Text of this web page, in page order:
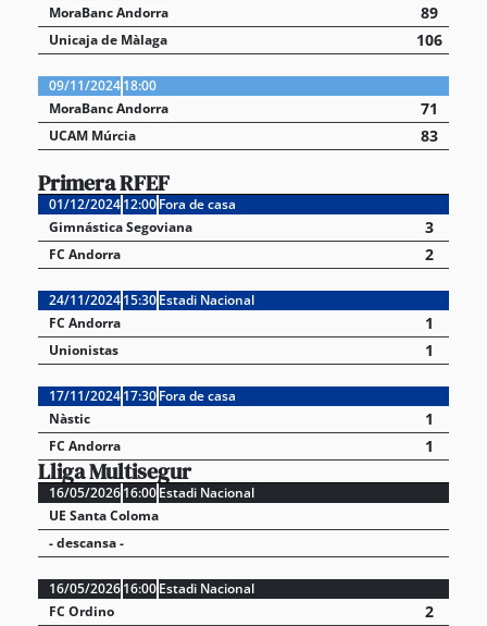
MoraBanc Andorra
89
Unicaja de Màlaga 106
09/11/202418:00
MoraBanc Andorra
71
UCAM Múrcia 83
Primera RFEF
01/12/202412:00Fora de casa
Gimnástica Segoviana
3
FC Andorra 2
24/11/202415:30Estadi Nacional
FC Andorra
1
Unionistas 1
17/11/202417:30Fora de casa
Nàstic
1
FC Andorra 1
Lliga Multisegur
16/05/202616:00Estadi Nacional
UE Santa Coloma
- descansa -
16/05/202616:00Estadi Nacional
FC Ordino
2